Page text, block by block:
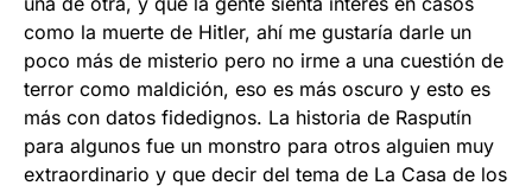
como la muerte de Hitler, ahí me gustaría darle un
poco más de misterio pero no irme a una cuestión de
terror como maldición, eso es más oscuro y esto es
más con datos fidedignos. La historia de Rasputín
para algunos fue un monstro para otros alguien muy
extraordinario y que decir del tema de La Casa de los